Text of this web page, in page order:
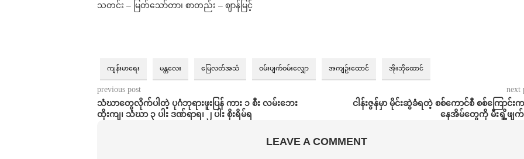
သတင်း – မြတ်သော်တာ၊ စာတည်း – ဈာန်မြင့်
ကျန်းမာ‌ရေး မန္တလေး မြေလတ်အသံ ဝမ်းပျက်ဝမ်းလျှော အကျဥ်းထောင် အိုးဘိုထောင်
previous post
သံဃာတွေလိုက်ပါတဲ့ ပုဂံဘုရားဖူးပြန် ကား ၁ စီး လမ်းဘေး
ထိုးကျ၊ သံဃာ ၃ ပါး ဒဏ်ရာရ၊ ၂ ပါး စိုးရိမ်ရ
next
ငါန်းဇွန်မှာ မိုင်းဆွဲခံရတဲ့ စစ်ကောင်စီ စစ်ကြောင်
နေအိမ်တွေကို မီးရှို့ဖျ
LEAVE A COMMENT